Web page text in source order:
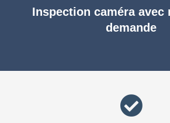
Inspection caméra avec
demande